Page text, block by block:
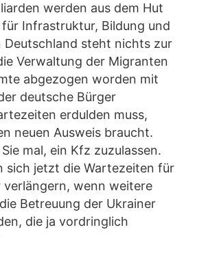
werden aus dem Hut
Infrastruktur, Bildung und
Deutschland steht nichts zur
Verwaltung der Migranten
abgezogen worden mit
deutsche Bürger
erdulden muss,
neuen Ausweis braucht.
mal, ein Kfz zuzulassen.
sich jetzt die Wartezeiten für
verlängern, wenn weitere
Betreuung der Ukrainer
die ja vordringlich